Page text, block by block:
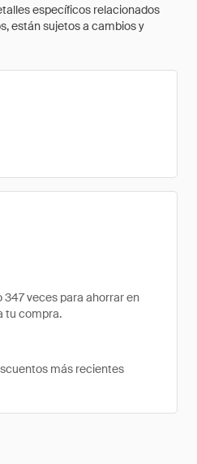
específicos relacionados
están sujetos a cambios y
veces para ahorrar en
tu compra.
más recientes